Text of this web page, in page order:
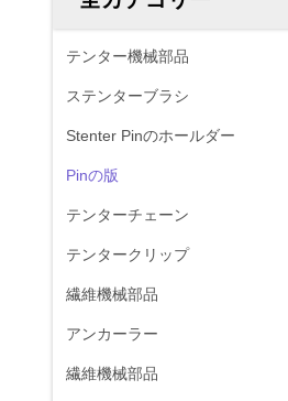
テンター機械部品
ステンターブラシ
Stenter Pinのホールダー
Pinの版
テンターチェーン
テンタークリップ
繊維機械部品
アンカーラー
繊維機械部品